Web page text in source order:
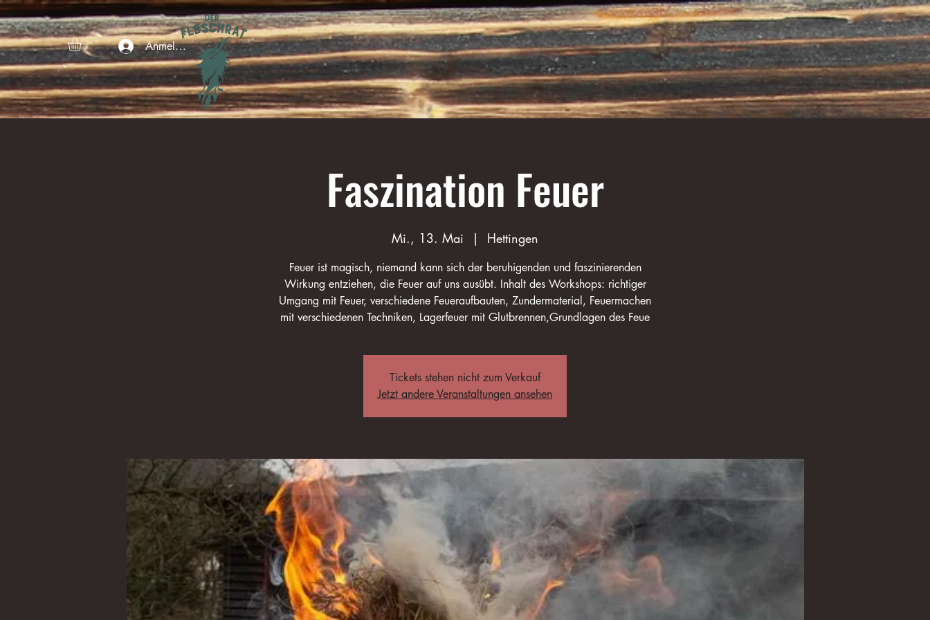
Anmelden
Faszination Feuer
Mi., 13. Mai
  |
Hettingen
Feuer ist magisch, niemand kann sich der beruhigenden und faszinierenden
Wirkung entziehen, die Feuer auf uns ausübt. Inhalt des Workshops: richtiger
Umgang mit Feuer, verschiedene Feueraufbauten, Zundermaterial, Feuermachen
mit verschiedenen Techniken, Lagerfeuer mit Glutbrennen,Grundlagen des Feue
Tickets stehen nicht zum Verkauf
Jetzt andere Veranstaltungen ansehen